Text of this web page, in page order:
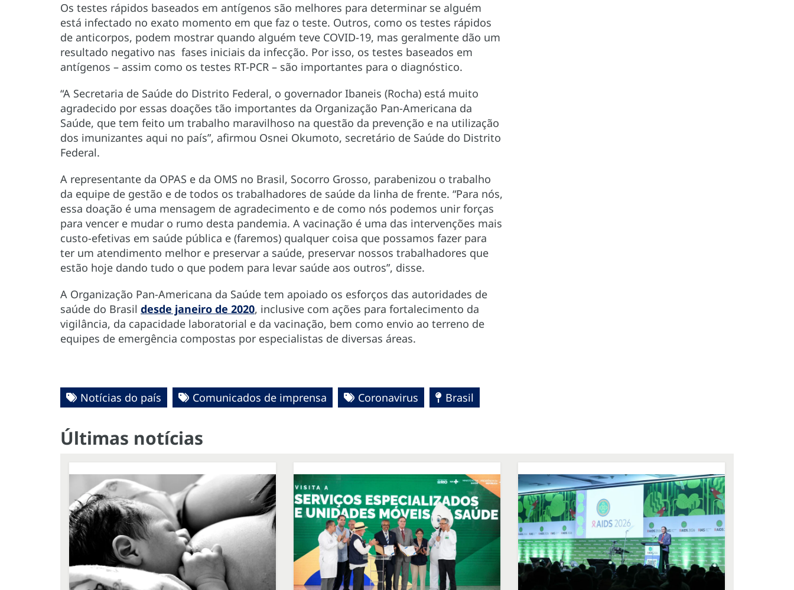
Os testes rápidos baseados em antígenos são melhores para determinar se alguém
está infectado no exato momento em que faz o teste. Outros, como os testes rápidos
de anticorpos, podem mostrar quando alguém teve COVID-19, mas geralmente dão um
resultado negativo nas fases iniciais da infecção. Por isso, os testes baseados em
antígenos – assim como os testes RT-PCR – são importantes para o diagnóstico.
“A Secretaria de Saúde do Distrito Federal, o governador Ibaneis (Rocha) está muito
agradecido por essas doações tão importantes da Organização Pan-Americana da
Saúde, que tem feito um trabalho maravilhoso na questão da prevenção e na utilização
dos imunizantes aqui no país”, afirmou Osnei Okumoto, secretário de Saúde do Distrito
Federal.
A representante da OPAS e da OMS no Brasil, Socorro Grosso, parabenizou o trabalho
da equipe de gestão e de todos os trabalhadores de saúde da linha de frente. “Para nós,
essa doação é uma mensagem de agradecimento e de como nós podemos unir forças
para vencer e mudar o rumo desta pandemia. A vacinação é uma das intervenções mais
custo-efetivas em saúde pública e (faremos) qualquer coisa que possamos fazer para
ter um atendimento melhor e preservar a saúde, preservar nossos trabalhadores que
estão hoje dando tudo o que podem para levar saúde aos outros”, disse.
A Organização Pan-Americana da Saúde tem apoiado os esforços das autoridades de
saúde do Brasil desde janeiro de 2020, inclusive com ações para fortalecimento da
vigilância, da capacidade laboratorial e da vacinação, bem como envio ao terreno de
equipes de emergência compostas por especialistas de diversas áreas.
Notícias do país Comunicados de imprensa Coronavirus Brasil
Últimas notícias